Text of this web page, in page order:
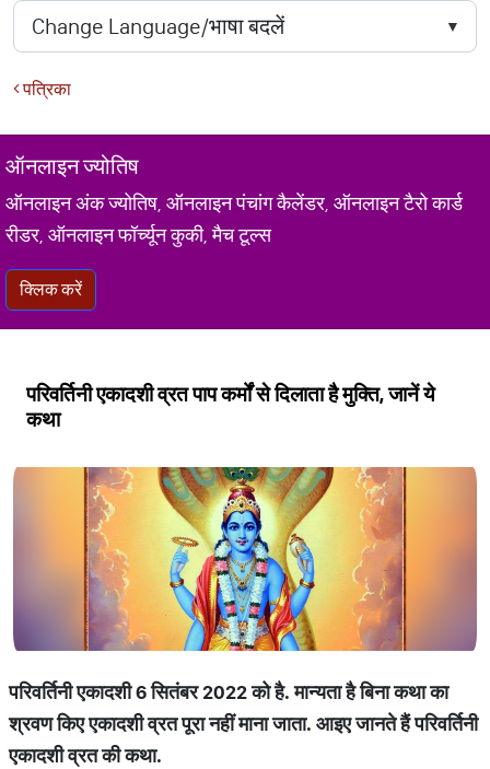
पत्रिका
ऑनलाइन ज्योतिष
ऑनलाइन अंक ज्योतिष, ऑनलाइन पंचांग कैलेंडर, ऑनलाइन टैरो कार्ड
रीडर, ऑनलाइन फॉर्च्यून कुकी, मैच टूल्स
क्लिक करें
परिवर्तिनी एकादशी व्रत पाप कर्मों से दिलाता है मुक्ति, जानें ये
कथा
परिवर्तिनी एकादशी 6 सितंबर 2022 को है. मान्यता है बिना कथा का
श्रवण किए एकादशी व्रत पूरा नहीं माना जाता. आइए जानते हैं परिवर्तिनी
एकादशी व्रत की कथा.